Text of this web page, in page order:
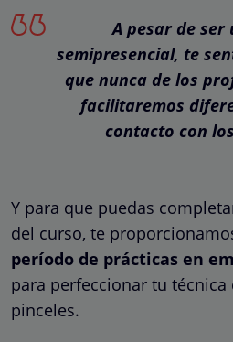
A pesar de ser
semipresencial, te
que nunca de los
facilitaremos
contacto con
Y para que puedas
del curso, te
período de prácticas en
para perfeccionar tu técnica
pinceles.